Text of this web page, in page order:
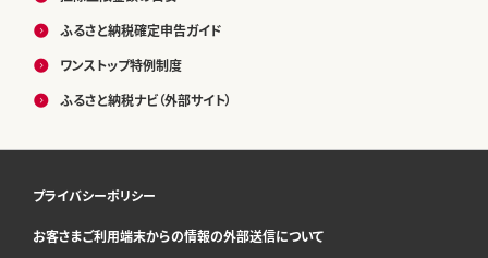
ふるさと納税確定申告ガイド
ワンストップ特例制度
ふるさと納税ナビ（外部サイト）
プライバシーポリシー
お客さまご利用端末からの情報の外部送信について